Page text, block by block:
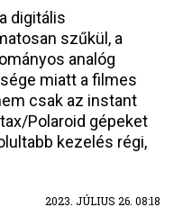
digitális
szűkül, a
analóg
miatt a filmes
csak az instant
Polaroid gépeket
kezelés régi,
2023. JÚLIUS 26. 08:18